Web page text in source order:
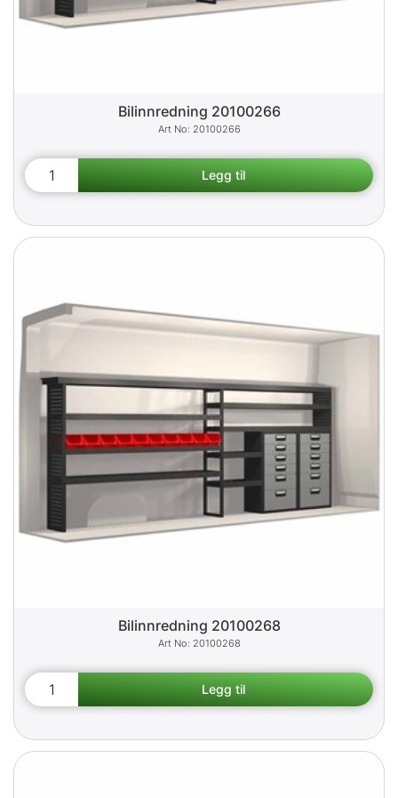
Bilinnredning 20100266
20100266
Bilinnredning 20100268
20100268